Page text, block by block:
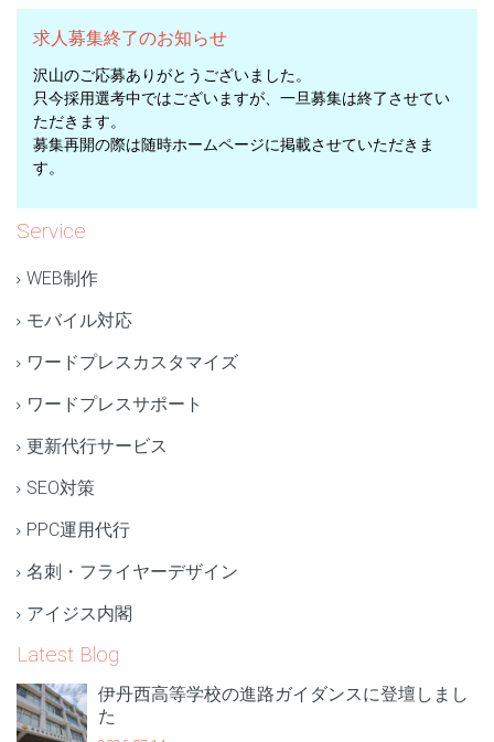
求人募集終了のお知らせ
沢山のご応募ありがとうございました。
只今採用選考中ではございますが、一旦募集は終了させてい
ただきます。
募集再開の際は随時ホームページに掲載させていただきま
す。
Service
WEB制作
モバイル対応
ワードプレスカスタマイズ
ワードプレスサポート
更新代行サービス
SEO対策
PPC運用代行
名刺・フライヤーデザイン
アイジス内閣
Latest Blog
伊丹西高等学校の進路ガイダンスに登壇しまし
た